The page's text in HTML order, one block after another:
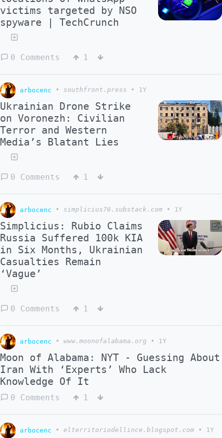
victims targeted by NSO
spyware | TechCrunch
0 Comments 1
arbocenc • southfront.press • 1Y
Ukrainian Drone Strike
on Voronezh: Civilian
Terror and Western
Media’s Blatant Lies
0 Comments 1
arbocenc • simplicius76.substack.com • 1Y
Simplicius: Rubio Claims
Russia Suffered 100k KIA
in Six Months, Ukrainian
Casualties Remain
‘Vague’
0 Comments 1
arbocenc • www.moonofalabama.org • 1Y
Moon of Alabama: NYT - Guessing About
Iran With ‘Experts’ Who Lack
Knowledge Of It
0 Comments 1
arbocenc • elterritoriodellince.blogspot.com • 1Y